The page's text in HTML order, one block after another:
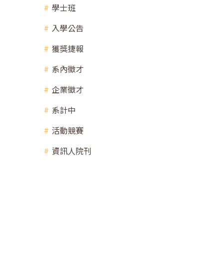
學士班
入學公告
獲獎捷報
系內徵才
企業徵才
系計中
活動競賽
資訊人院刊